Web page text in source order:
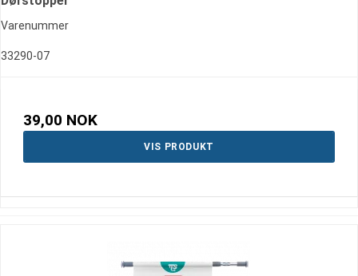
Varenummer
33290-07
39,00 NOK
VIS PRODUKT